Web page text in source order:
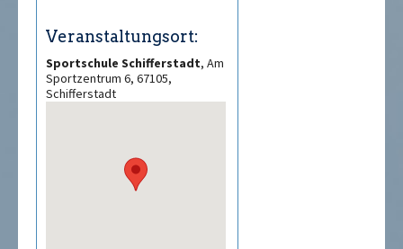
Veranstaltungsort:
Sportschule Schifferstadt, Am
Sportzentrum 6, 67105,
Schifferstadt